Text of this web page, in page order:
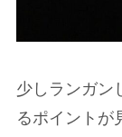
少しランガン
るポイントが